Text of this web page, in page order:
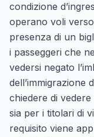
condizione
operano voli
presenza di un
i passeggeri che
vedersi negato
dell’immigrazione
chiedere di
sia per i titolari di
requisito viene